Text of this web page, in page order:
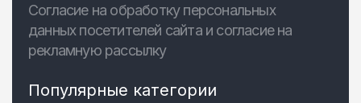
Согласие на обработку персональных
данных посетителей сайта и согласие на
рекламную рассылку
Популярные категории